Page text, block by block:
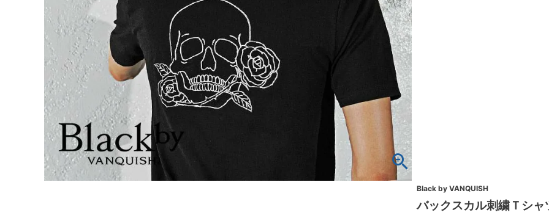
Black by VANQUISH
バックスカル刺繍Ｔシ